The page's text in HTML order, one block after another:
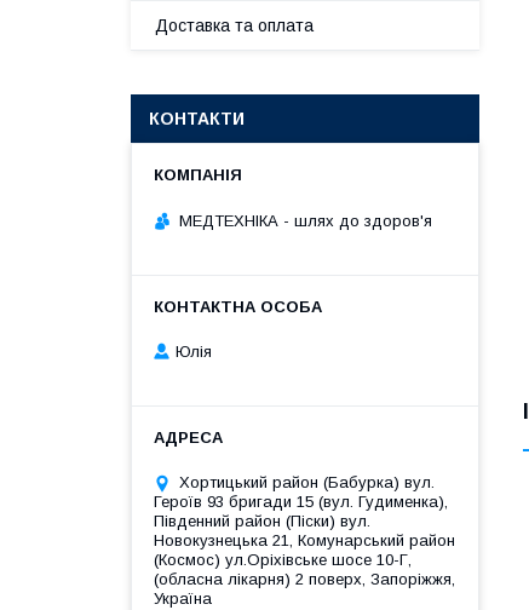
Доставка та оплата
КОНТАКТИ
МЕДТЕХНІКА - шлях до здоров'я
Юлія
Хортицький район (Бабурка) вул.
Героїв 93 бригади 15 (вул. Гудименка),
Південний район (Піски) вул.
Новокузнецька 21, Комунарський район
(Космос) ул.Оріхівське шосе 10-Г,
(обласна лікарня) 2 поверх, Запоріжжя,
Україна